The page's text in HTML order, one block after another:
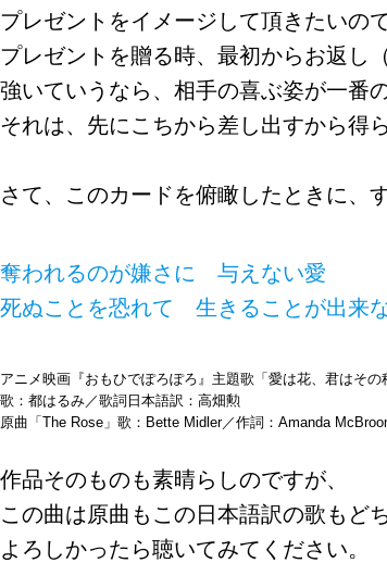
プレゼントをイメージして頂きたいので
プレゼントを贈る時、最初からお返し
強いていうなら、相手の喜ぶ姿が一番
それは、先にこちから差し出すから得
さて、このカードを俯瞰したときに、
奪われるのが嫌さに 与えない愛
死ぬことを恐れて 生きることが出来
アニメ映画『おもひでぽろぽろ』主題歌「愛は花、君はその
歌：都はるみ／歌詞日本語訳：高畑勲
原曲「The Rose」歌：Bette Midler／作詞：Amanda
作品そのものも素晴らしのですが、
この曲は原曲もこの日本語訳の歌もど
よろしかったら聴いてみてください。